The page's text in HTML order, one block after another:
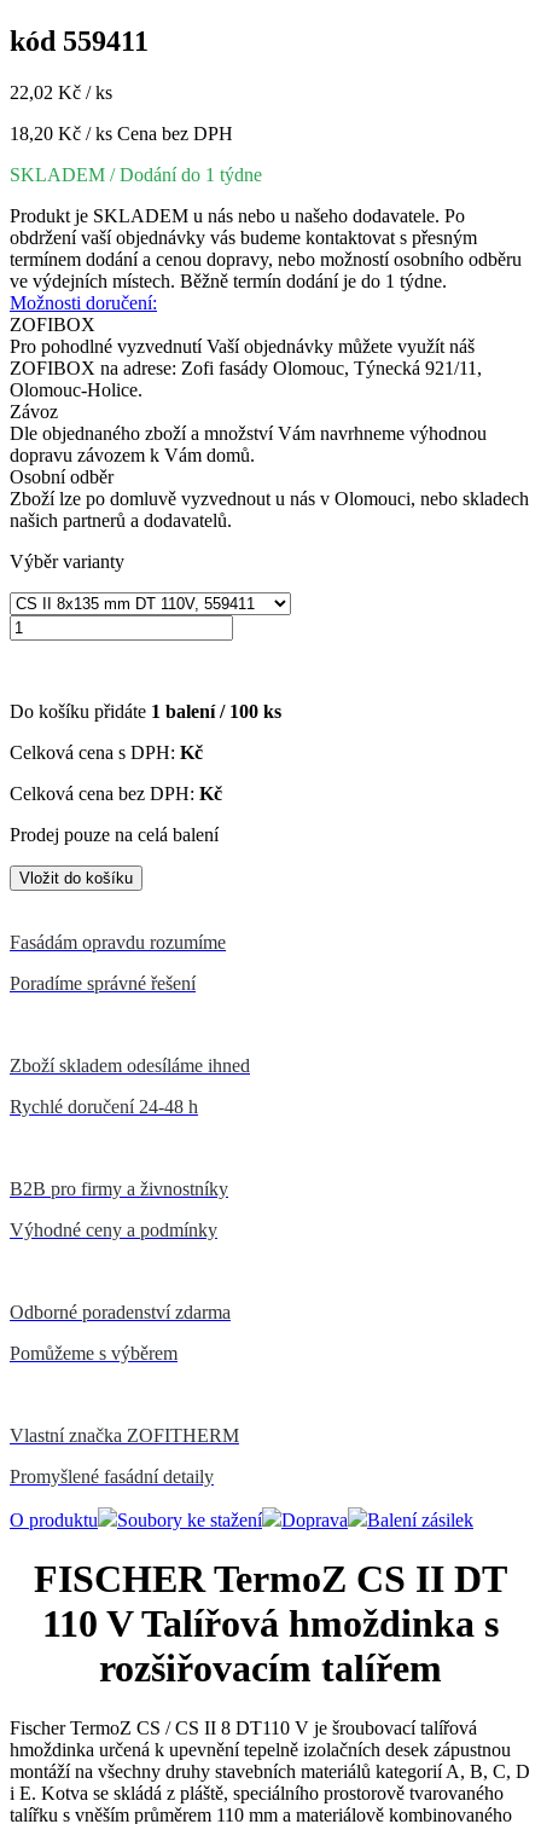
kód 559411
22,02 Kč / ks
18,20 Kč / ks Cena bez DPH
SKLADEM / Dodání do 1 týdne
Produkt je SKLADEM u nás nebo u našeho dodavatele. Po
obdržení vaší objednávky vás budeme kontaktovat s přesným
termínem dodání a cenou dopravy, nebo možností osobního odběru
ve výdejních místech. Běžně termín dodání je do 1 týdne.
Možnosti doručení:
ZOFIBOX
Pro pohodlné vyzvednutí Vaší objednávky můžete využít náš
ZOFIBOX na adrese: Zofi fasády Olomouc, Týnecká 921/11,
Olomouc-Holice.
Závoz
Dle objednaného zboží a množství Vám navrhneme výhodnou
dopravu závozem k Vám domů.
Osobní odběr
Zboží lze po domluvě vyzvednout u nás v Olomouci, nebo skladech
našich partnerů a dodavatelů.
Výběr varianty
Do košíku přidáte 1 balení / 100 ks
Celková cena s DPH: Kč
Celková cena bez DPH: Kč
Prodej pouze na celá balení
Fasádám opravdu rozumíme
Poradíme správné řešení
Zboží skladem odesíláme ihned
Rychlé doručení 24-48 h
B2B pro firmy a živnostníky
Výhodné ceny a podmínky
Odborné poradenství zdarma
Pomůžeme s výběrem
Vlastní značka ZOFITHERM
Promyšlené fasádní detaily
O produktu Soubory ke stažení Doprava Balení zásilek
FISCHER TermoZ CS II DT
110 V Talířová hmoždinka s
rozšiřovacím talířem
Fischer TermoZ CS / CS II 8 DT110 V je šroubovací talířová
hmoždinka určená k upevnění tepelně izolačních desek zápustnou
montáží na všechny druhy stavebních materiálů kategorií A, B, C, D
i E. Kotva se skládá z pláště, speciálního prostorově tvarovaného
talířku s vněším průměrem 110 mm a materiálově kombinovaného